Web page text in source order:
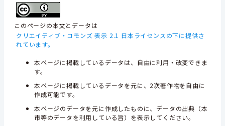
このページの本文とデータは
クリエイティブ・コモンズ 表示 2.1 日本ライセンスの下に提供さ
れています。
本ページに掲載しているデータは、自由に利用・改変できま
す。
本ページに掲載しているデータを元に、2次著作物を自由に
作成可能です。
本ページのデータを元に作成したものに、データの出典（本
市等のデータを利用している旨）を表示してください。